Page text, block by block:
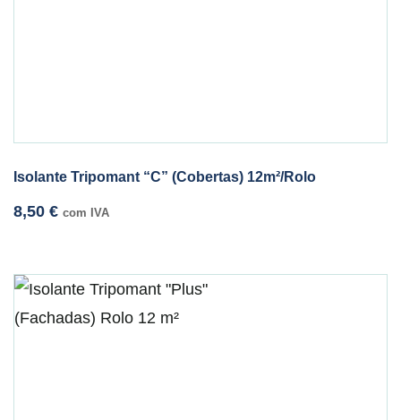
Isolante Tripomant “C” (Cobertas) 12m²/Rolo
8,50 € com IVA